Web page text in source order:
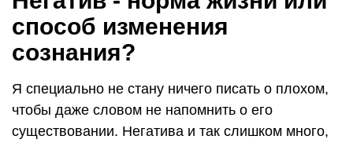
способ изменения
сознания?
Я специально не стану ничего писать о плохом,
чтобы даже словом не напомнить о его
существовании. Негатива и так слишком много,